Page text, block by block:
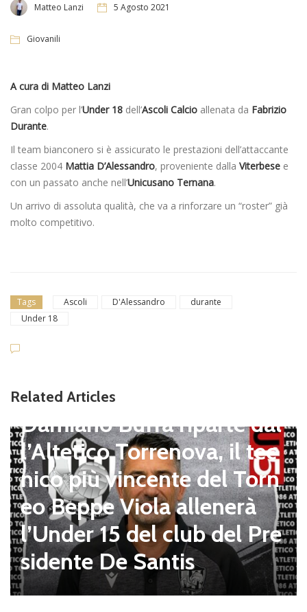
Matteo Lanzi 5 Agosto 2021
Giovanili
A cura di Matteo Lanzi
Gran colpo per l’Under 18 dell’Ascoli Calcio allenata da Fabrizio
Durante.
Il team bianconero si è assicurato le prestazioni dell’attaccante
classe 2004 Mattia D’Alessandro, proveniente dalla Viterbese e
con un passato anche nell’Unicusano Ternana.
Un arrivo di assoluta qualità, che va a rinforzare un “roster” già
molto competitivo.
Tags Ascoli D'Alessandro
durante
Under 18
Related Articles
Giovanili
Damiano Buffa riparte dal
l’Altetico Torrenova, il tec
nico più vincente del Torn
eo Beppe Viola allenerà
l’Under 15 del club del Pre
sidente De Santis